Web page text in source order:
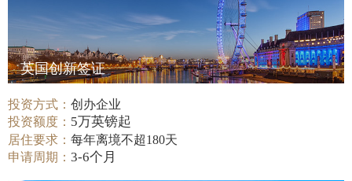
英国创新签证
投资方式：创办企业
投资额度： 5万英镑起
居住要求：每年离境不超180天
申请周期：3-6个月